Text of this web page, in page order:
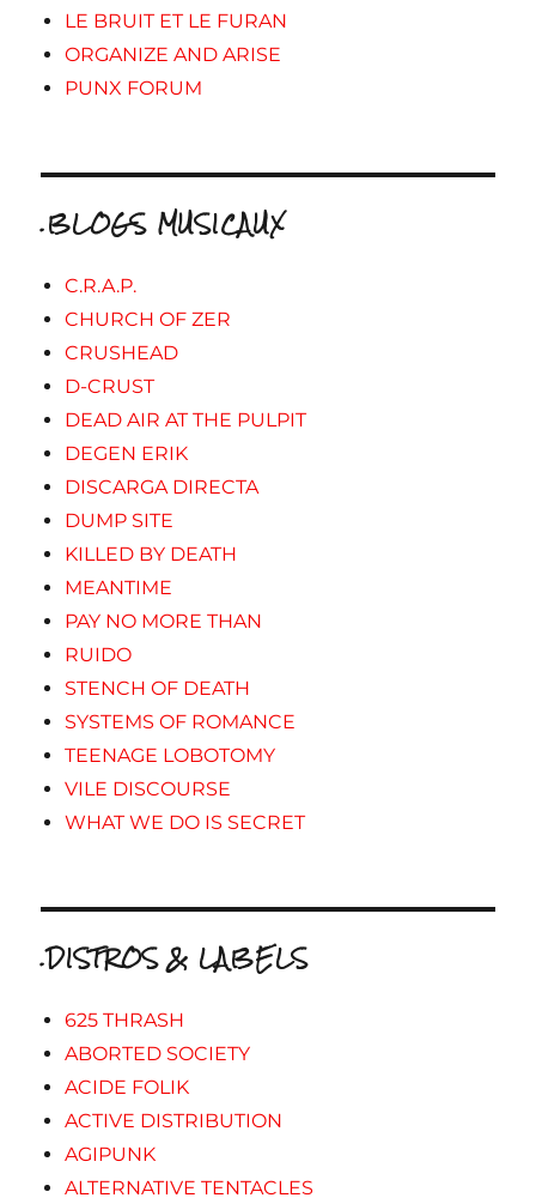
LE BRUIT ET LE FURAN
ORGANIZE AND ARISE
PUNX FORUM
.BLOGS MUSICAUX
C.R.A.P.
CHURCH OF ZER
CRUSHEAD
D-CRUST
DEAD AIR AT THE PULPIT
DEGEN ERIK
DISCARGA DIRECTA
DUMP SITE
KILLED BY DEATH
MEANTIME
PAY NO MORE THAN
RUIDO
STENCH OF DEATH
SYSTEMS OF ROMANCE
TEENAGE LOBOTOMY
VILE DISCOURSE
WHAT WE DO IS SECRET
.DISTROS & LABELS
625 THRASH
ABORTED SOCIETY
ACIDE FOLIK
ACTIVE DISTRIBUTION
AGIPUNK
ALTERNATIVE TENTACLES